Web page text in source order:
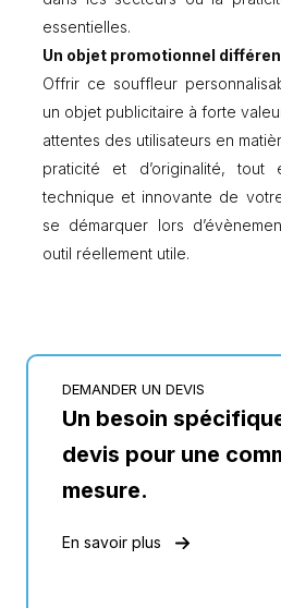
essentielles.
Un objet promotionnel
Offrir ce souffleur
un objet publicitaire à forte
attentes des utilisateurs en
praticité et d’originalité, tout
technique et innovante de
se démarquer lors
outil réellement utile.
DEMANDER UN DEVIS
Un besoin
devis pour une
mesure.
En savoir plus